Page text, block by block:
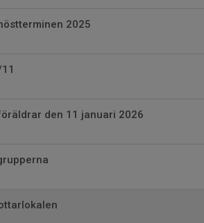
2025
den 11 januari 2026